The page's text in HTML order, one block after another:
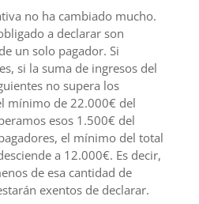
no ha cambiado mucho.
a declarar son
un solo pagador. Si
si la suma de ingresos del
no supera los
mínimo de 22.000€ del
esos 1.500€ del
el mínimo del total
a 12.000€. Es decir,
de esa cantidad de
exentos de declarar.